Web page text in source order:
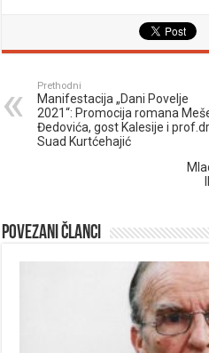
Prethodni
Manifestacija „Dani Povelje
2021“: Promocija romana
Đedovića, gost Kalesije i prof.dr.
Suad Kurtćehajić
Povezani članci